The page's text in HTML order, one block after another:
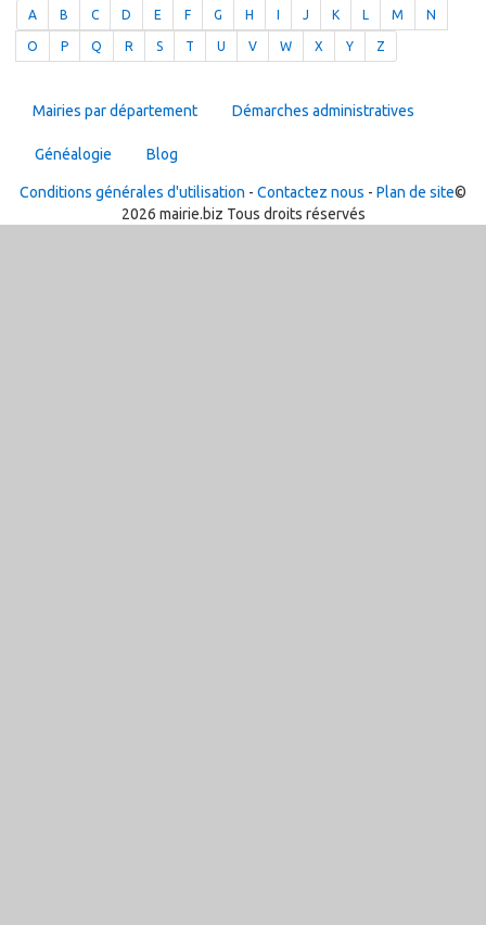
A B C D E F G H J K L M N
O P Q R S T U V W X Y Z
Mairies par département Démarches administratives
Généalogie Blog
Conditions générales d'utilisation - Contactez nous - Plan de site©
2026 mairie.biz Tous droits réservés